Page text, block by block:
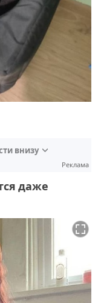
внизу
Реклама
даже